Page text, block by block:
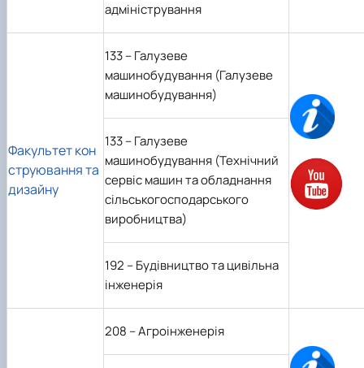
адміністрування
Факультет кон
струювання та
дизайну
133 – Галузеве
машинобудування (Галузеве
машинобудування)
133 – Галузеве
машинобудування (Технічний
сервіс машин та обладнання
сільськогосподарського
виробництва)
192 – Будівництво та цивільна
інженерія
208 – Агроінженерія